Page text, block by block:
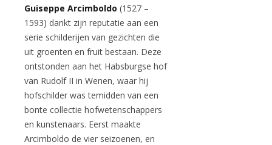
Guiseppe Arcimboldo (1527 –
1593) dankt zijn reputatie aan een
serie schilderijen van gezichten die
uit groenten en fruit bestaan. Deze
ontstonden aan het Habsburgse hof
van Rudolf II in Wenen, waar hij
hofschilder was temidden van een
bonte collectie hofwetenschappers
en kunstenaars. Eerst maakte
Arcimboldo de vier seizoenen, en